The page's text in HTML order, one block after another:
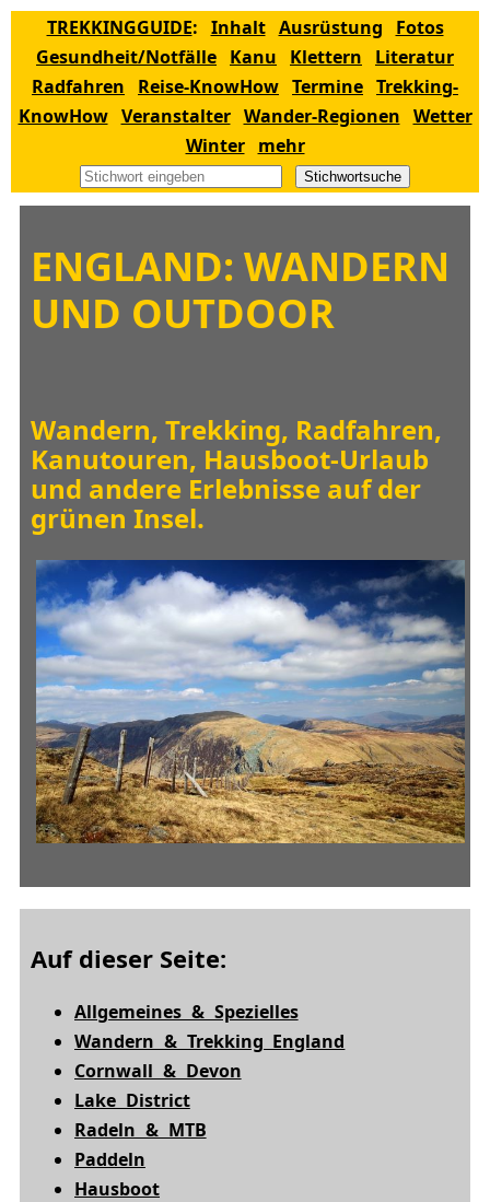
TREKKINGGUIDE: Inhalt Ausrüstung
Fotos
Gesundheit/Notfälle Kanu Klettern
Literatur
Radfahren
Reise-KnowHow Termine Trekking-
KnowHow Veranstalter Wander-Regionen Wetter
Winter
mehr
Stichwortsuche
ENGLAND: WANDERN
UND OUTDOOR
Wandern, Trekking, Radfahren,
Kanutouren, Hausboot-Urlaub
und andere Erlebnisse auf der
grünen Insel.
Auf dieser Seite:
Allgemeines & Spezielles
Wandern & Trekking England
Cornwall & Devon
Lake District
Radeln & MTB
Paddeln
Hausboot